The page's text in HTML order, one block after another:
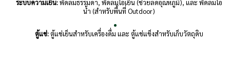
ระบบความเย็น:พัดลมธรรมดา, พัดลมไอเย็น (ช่วยลดอุณหภูมิ), และ พัดลมไอ
น้ำ (สำหรับพื้นที่ Outdoor)
ตู้แช่:ตู้แช่เย็นสำหรับเครื่องดื่ม และ ตู้แช่แข็งสำหรับเก็บวัตถุดิบ